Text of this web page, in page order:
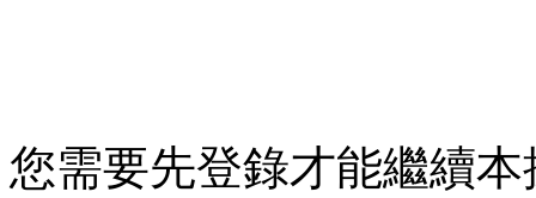
您需要先登錄才能繼續本